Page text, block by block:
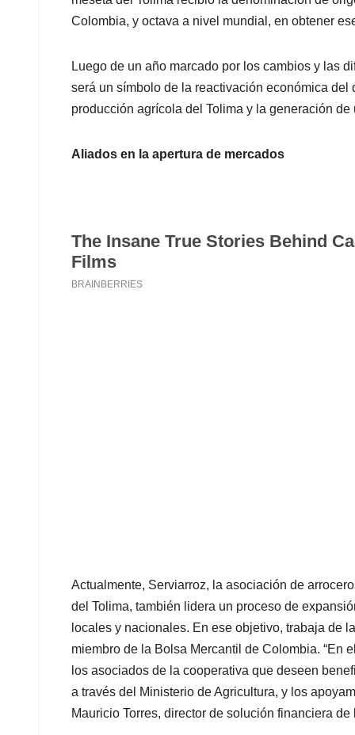
Colombia, y octava a nivel mundial, en obtener
Luego de un año marcado por los cambios y las
será un símbolo de la reactivación económica
producción agrícola del Tolima y la generación
Aliados en la apertura de mercados
Actualmente, Serviarroz, la asociación de
del Tolima, también lidera un proceso de
locales y nacionales. En ese objetivo, trabaja de
miembro de la Bolsa Mercantil de Colombia. “En
los asociados de la cooperativa que deseen
a través del Ministerio de Agricultura, y los
Mauricio Torres, director de solución financiera de